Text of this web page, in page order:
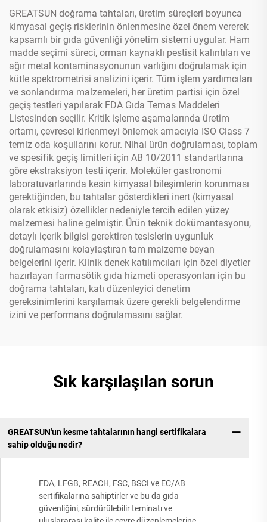
GREATSUN doğrama tahtaları, üretim süreçleri boyunca
kimyasal geçiş risklerinin önlenmesine özel önem vererek
kapsamlı bir gıda güvenliği yönetim sistemi uygular. Ham
madde seçimi süreci, orman kaynaklı pestisit kalıntıları ve
ağır metal kontaminasyonunun varlığını doğrulamak için
kütle spektrometrisi analizini içerir. Tüm işlem yardımcıları
ve sonlandırma malzemeleri, her üretim partisi için özel
geçiş testleri yapılarak FDA Gıda Temas Maddeleri
Listesinden seçilir. Kritik işleme aşamalarında üretim
ortamı, çevresel kirlenmeyi önlemek amacıyla ISO Class 7
temiz oda koşullarını korur. Nihai ürün doğrulaması, toplam
ve spesifik geçiş limitleri için AB 10/2011 standartlarına
göre ekstraksiyon testi içerir. Moleküler gastronomi
laboratuvarlarında kesin kimyasal bileşimlerin korunması
gerektiğinden, bu tahtalar gösterdikleri inert (kimyasal
olarak etkisiz) özellikler nedeniyle tercih edilen yüzey
malzemesi haline gelmiştir. Ürün teknik dokümantasyonu,
detaylı içerik bilgisi gerektiren tesislerin uygunluk
doğrulamasını kolaylaştıran tam malzeme beyan
belgelerini içerir. Klinik denek katılımcıları için özel diyetler
hazırlayan farmasötik gıda hizmeti operasyonları için bu
doğrama tahtaları, katı düzenleyici denetim
gereksinimlerini karşılamak üzere gerekli belgelendirme
izini ve performans doğrulamasını sağlar.
Sık karşılaşılan sorun
GREATSUN'un kesme tahtalarının hangi sertifikalara
sahip olduğu nedir?
FDA, LFGB, REACH, FSC, BSCI ve EC/AB
sertifikalarına sahiptirler ve bu da gıda
güvenliğini, sürdürülebilir teminatı ve